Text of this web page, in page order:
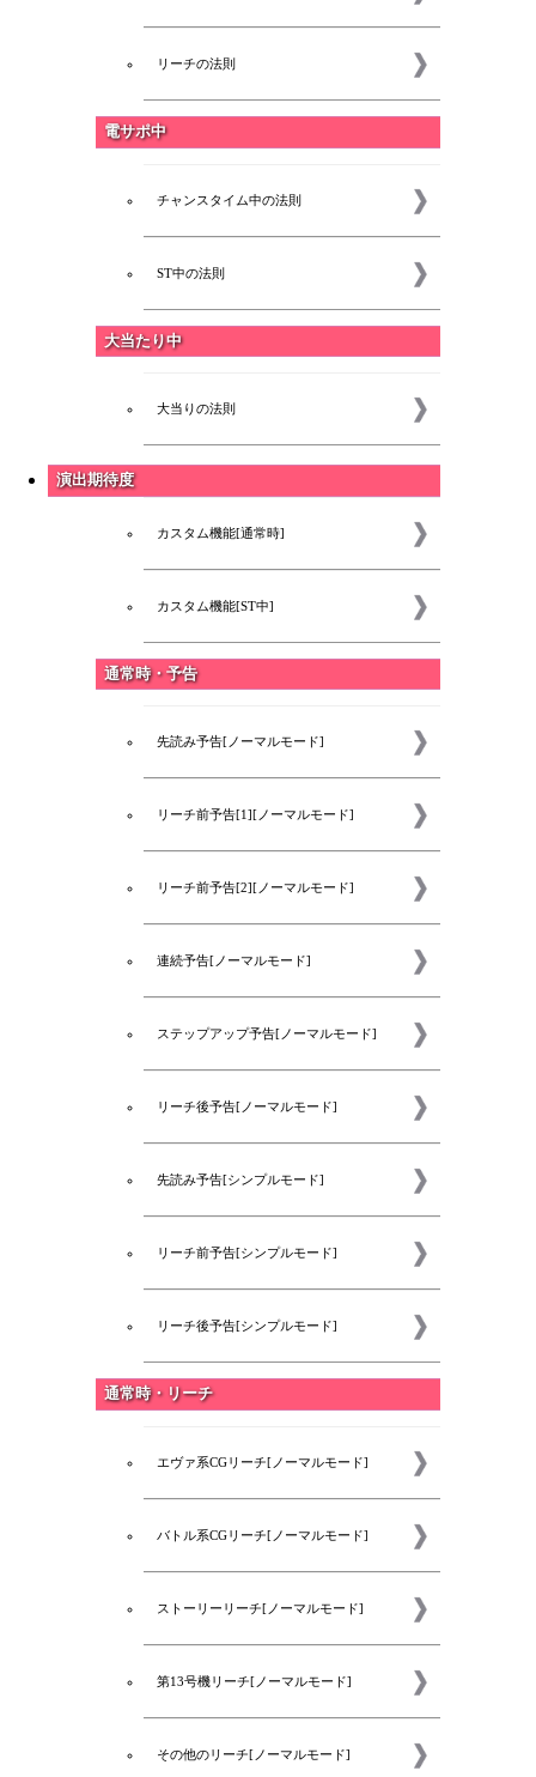
リーチの法則
電サポ中
チャンスタイム中の法則
ST中の法則
大当たり中
大当りの法則
演出期待度
カスタム機能[通常時]
カスタム機能[ST中]
通常時・予告
先読み予告[ノーマルモード]
リーチ前予告[1][ノーマルモード]
リーチ前予告[2][ノーマルモード]
連続予告[ノーマルモード]
ステップアップ予告[ノーマルモード]
リーチ後予告[ノーマルモード]
先読み予告[シンプルモード]
リーチ前予告[シンプルモード]
リーチ後予告[シンプルモード]
通常時・リーチ
エヴァ系CGリーチ[ノーマルモード]
バトル系CGリーチ[ノーマルモード]
ストーリーリーチ[ノーマルモード]
第13号機リーチ[ノーマルモード]
その他のリーチ[ノーマルモード]